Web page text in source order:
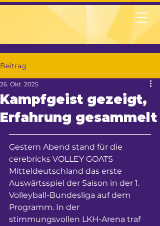
Beitrag
Kampfgeist gezeigt,
Erfahrung gesammelt
26. Okt. 2025
Gestern Abend stand für die
cerebricks VOLLEY GOATS
Mitteldeutschland das erste
Auswärtsspiel der Saison in der 1.
Volleyball-Bundesliga auf dem
Programm. In der
stimmungsvollen LKH-Arena traf